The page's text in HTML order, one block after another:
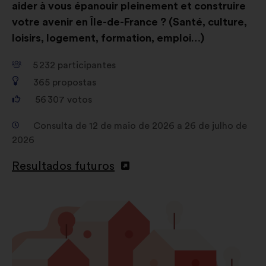
aider à vous épanouir pleinement et construire
votre avenir en Île-de-France ? (Santé, culture,
loisirs, logement, formation, emploi…)
5 232 participantes
365 propostas
56 307 votos
Consulta de 12 de maio de 2026 a 26 de julho de
2026
Resultados futuros